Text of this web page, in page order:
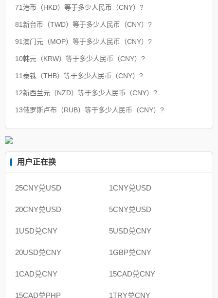
71港币（HKD）等于多少人民币（CNY）?
81新台币（TWD）等于多少人民币（CNY）?
91澳门元（MOP）等于多少人民币（CNY）?
10韩元（KRW）等于多少人民币（CNY）?
11泰铢（THB）等于多少人民币（CNY）?
12新西兰元（NZD）等于多少人民币（CNY）?
13俄罗斯卢布（RUB）等于多少人民币（CNY）?
用户正在换
25CNY兑USD 1CNY兑USD
20CNY兑USD 5CNY兑USD
1USD兑CNY 5USD兑CNY
20USD兑CNY 1GBP兑CNY
1CAD兑CNY 15CAD兑CNY
15CAD兑PHP 1TRY兑CNY